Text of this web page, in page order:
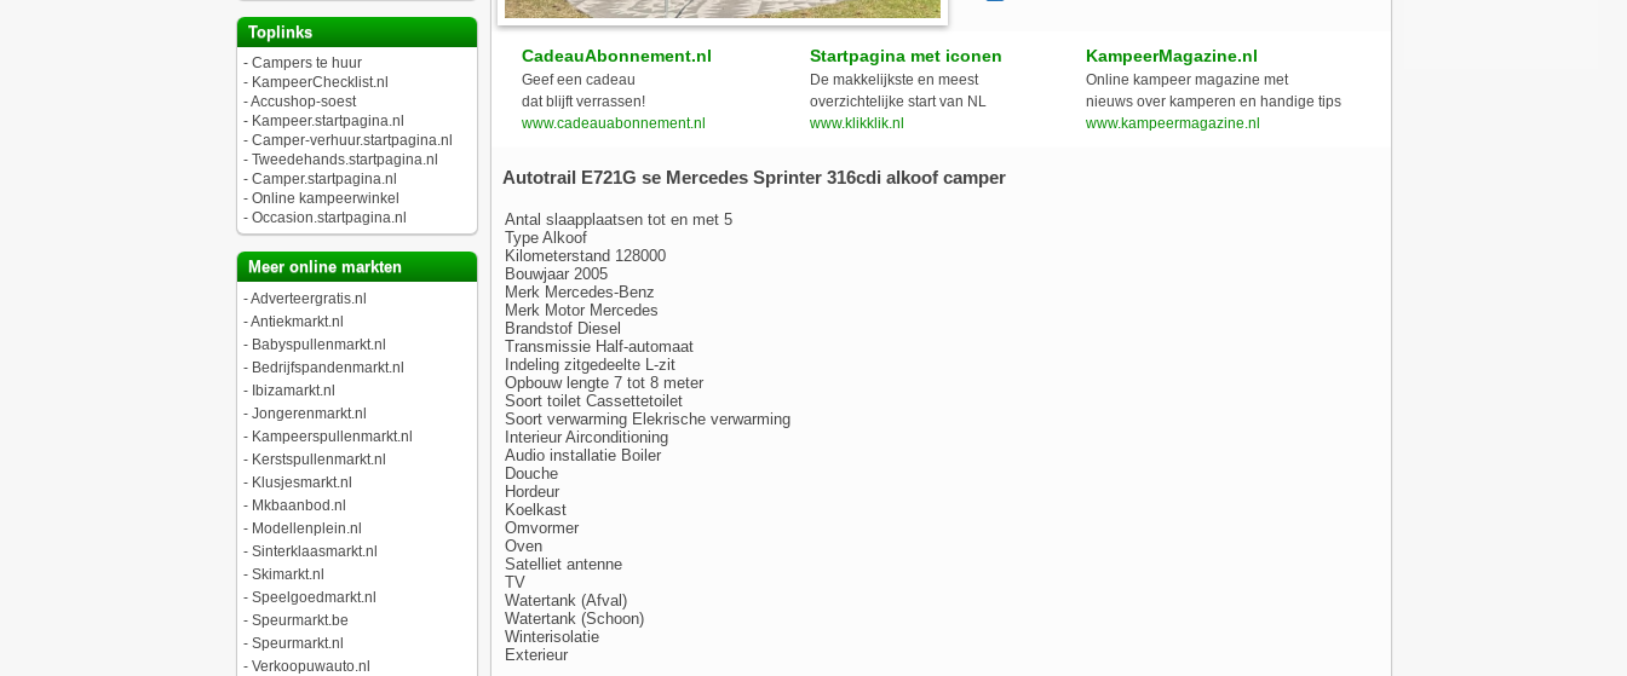
Toplinks
- Campers te huur
- KampeerChecklist.nl
-Accushop-soest
- Kampeer.startpagina.nl
- Camper-verhuur.startpagina.nl
- Tweedehands.startpagina.nl
- Camper.startpagina.nl
- Online kampeerwinkel
- Occasion.startpagina.nl
Meer online markten
-Adverteergratis.nl
-Antiekmarkt.nl
- Babyspullenmarkt.nl
- Bedrijfspandenmarkt.nl
- Ibizamarkt.nl
- Jongerenmarkt.nl
- Kampeerspullenmarkt.nl
- Kerstspullenmarkt.nl
- Klusjesmarkt.nl
- Mkbaanbod.nl
- Modellenplein.nl
- Sinterklaasmarkt.nl
- Skimarkt.nl
- Speelgoedmarkt.nl
- Speurmarkt.be
- Speurmarkt.nl
- Verkoopuwauto.nl
CadeauAbonnement.nl
Geef een cadeau
dat blijft verrassen!
www.cadeauabonnement.nl
Startpagina met iconen
De makkelijkste en meest
overzichtelijke start van NL
www.klikklik.nl
KampeerMagazine.nl
Online kampeer magazine met
nieuws over kamperen en handige tips
www.kampeermagazine.nl
Autotrail E721G se Mercedes Sprinter 316cdi alkoof camper
Antal slaapplaatsen tot en met 5
Type Alkoof
Kilometerstand 128000
Bouwjaar 2005
Merk Mercedes-Benz
Merk Motor Mercedes
Brandstof Diesel
Transmissie Half-automaat
Indeling zitgedeelte L-zit
Opbouw lengte 7 tot 8 meter
Soort toilet Cassettetoilet
Soort verwarming Elekrische verwarming
Interieur Airconditioning
Audio installatie Boiler
Douche
Hordeur
Koelkast
Omvormer
Oven
Satelliet antenne
TV
Watertank (Afval)
Watertank (Schoon)
Winterisolatie
Exterieur